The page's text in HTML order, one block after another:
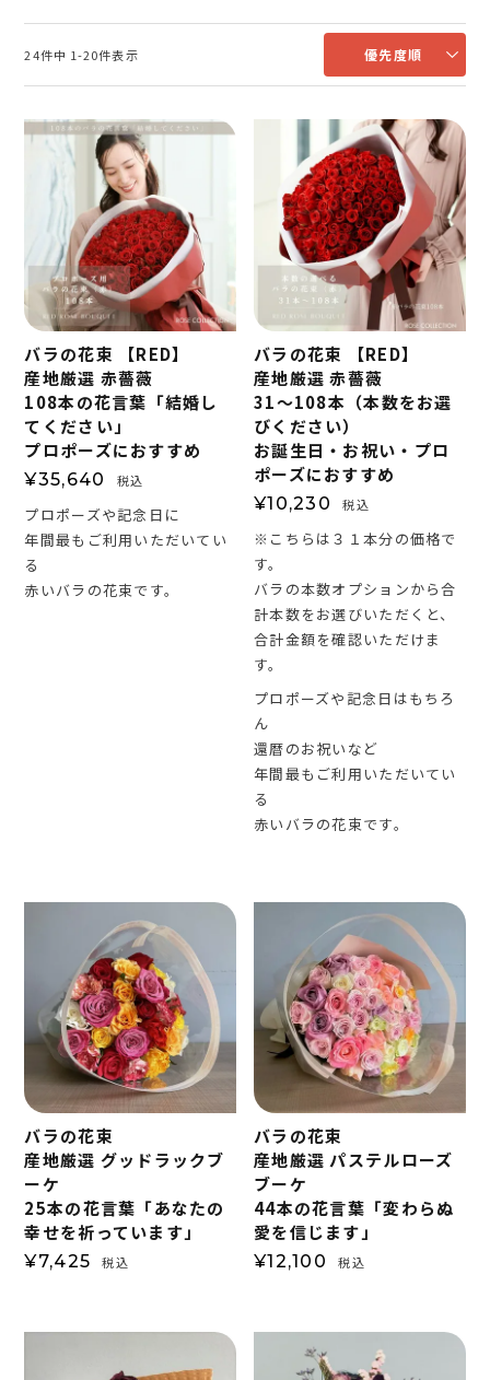
優先度順
24件中 1-20件表示
バラの花束 【RED】
産地厳選 赤薔薇
108本の花言葉「結婚し
てください」
プロポーズにおすすめ
¥35,640 税込
プロポーズや記念日に
年間最もご利用いただいてい
る
赤いバラの花束です。
バラの花束 【RED】
産地厳選 赤薔薇
31～108本（本数をお選
びください）
お誕生日・お祝い・プロ
ポーズにおすすめ
¥10,230 税込
※こちらは３１本分の価格で
す。
バラの本数オプションから合
計本数をお選びいただくと、
合計金額を確認いただけま
す。
プロポーズや記念日はもちろ
ん
還暦のお祝いなど
年間最もご利用いただいてい
る
赤いバラの花束です。
バラの花束
産地厳選 グッドラックブ
ーケ
25本の花言葉「あなたの
幸せを祈っています」
¥7,425 税込
バラの花束
産地厳選 パステルローズ
ブーケ
44本の花言葉「変わらぬ
愛を信じます」
¥12,100 税込